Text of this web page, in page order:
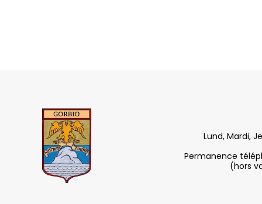
Lund, Mardi,
Permanence
(hors